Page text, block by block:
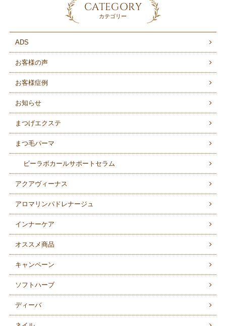
CATEGORY
カテゴリー
ADS
お客様の声
お客様症例
お知らせ
まつげエクステ
まつ毛パーマ
ビーラボカールサポートセラム
アクアヴィーナス
アロマリンパドレナージュ
インナーケア
オススメ商品
キャンペーン
ソフトハーブ
ディーバ